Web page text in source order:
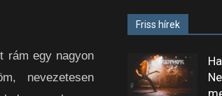
rám egy nagyon
nevezetesen
Friss hírek